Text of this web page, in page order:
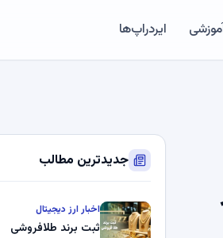
ایردراپ‌ها
جدیدترین مطالب
اخبار ارز دیجیتال
ثبت برند طلافروشی